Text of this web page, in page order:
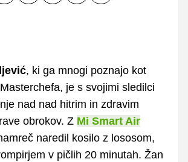
, ki ga mnogi poznajo kot
je s svojimi sledilci
nad nad hitrim in zdravim
obrokov. Z Mi Smart Air
naredil kosilo z lososom,
v pičlih 20 minutah. Žan